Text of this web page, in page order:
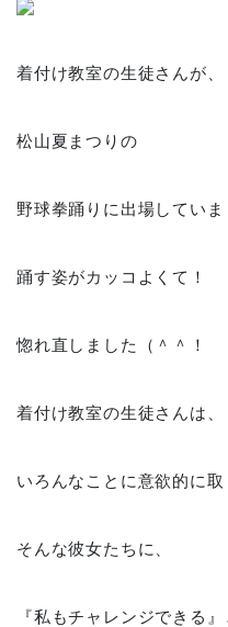
着付け教室の生徒さんが、
松山夏まつりの
野球拳踊りに出場していま
踊す姿がカッコよくて！
惚れ直しました（＾＾！
着付け教室の生徒さんは、
いろんなことに意欲的に取
そんな彼女たちに、
『私もチャレンジできる